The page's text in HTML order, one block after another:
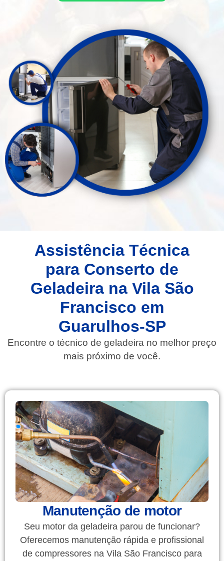
Assistência Técnica
para Conserto de
Geladeira na Vila São
Francisco em
Guarulhos-SP
Encontre o técnico de geladeira no melhor preço
mais próximo de você.
Manutenção de motor
Seu motor da geladeira parou de funcionar?
Oferecemos manutenção rápida e profissional
de compressores na Vila São Francisco para